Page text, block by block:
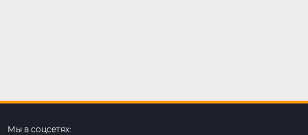
Мы в соцсетях: